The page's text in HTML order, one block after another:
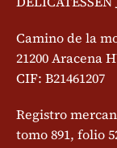
Camino de la
21200 Aracena
CIF: B21461207
Registro
tomo 891, folio